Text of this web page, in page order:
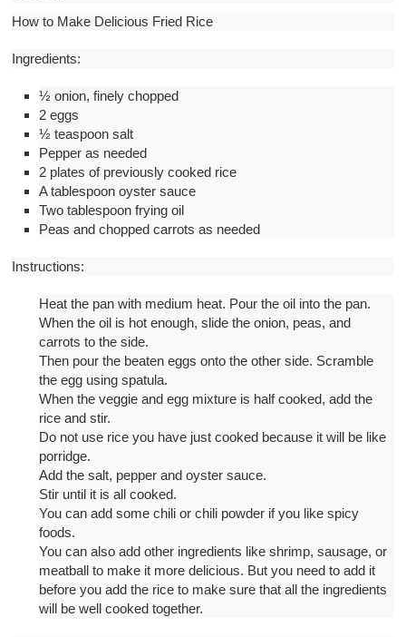
How to Make Delicious Fried Rice
Ingredients:
½ onion, finely chopped
2 eggs
½ teaspoon salt
Pepper as needed
2 plates of previously cooked rice
A tablespoon oyster sauce
Two tablespoon frying oil
Peas and chopped carrots as needed
Instructions:
Heat the pan with medium heat. Pour the oil into the pan.
When the oil is hot enough, slide the onion, peas, and
carrots to the side.
Then pour the beaten eggs onto the other side. Scramble
the egg using spatula.
When the veggie and egg mixture is half cooked, add the
rice and stir.
Do not use rice you have just cooked because it will be like
porridge.
Add the salt, pepper and oyster sauce.
Stir until it is all cooked.
You can add some chili or chili powder if you like spicy
foods.
You can also add other ingredients like shrimp, sausage, or
meatball to make it more delicious. But you need to add it
before you add the rice to make sure that all the ingredients
will be well cooked together.